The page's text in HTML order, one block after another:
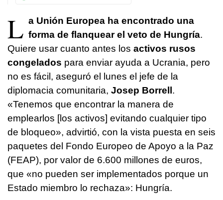
L a Unión Europea ha encontrado una
forma de flanquear el veto de Hungría.
Quiere usar cuanto antes los activos rusos
congelados para enviar ayuda a Ucrania, pero
no es fácil, aseguró el lunes el jefe de la
diplomacia comunitaria, Josep Borrell .
«Tenemos que encontrar la manera de
emplearlos [los activos] evitando cualquier tipo
de bloqueo», advirtió, con la vista puesta en seis
paquetes del Fondo Europeo de Apoyo a la Paz
(FEAP), por valor de 6.600 millones de euros,
que «no pueden ser implementados porque un
Estado miembro lo rechaza»: Hungría.